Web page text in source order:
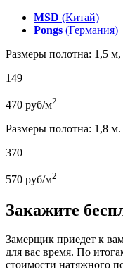
MSD (Китай)
Pongs (Германия)
Размеры полотна: 1,5
149
470 руб/м2
Размеры полотна: 1,8 м.
370
570 руб/м2
Закажите
Замерщик приедет к
для вас время. По
стоимости натяжного